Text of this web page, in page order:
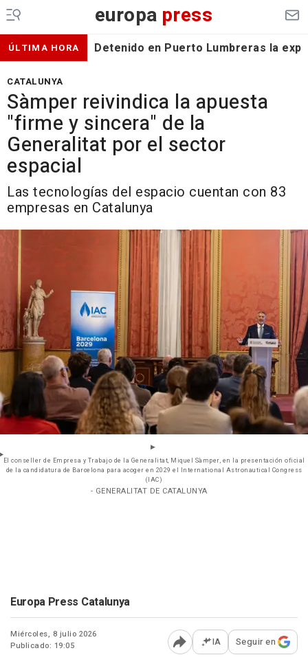
europa press
ÚLTIMA HORA Detenido en Puerto Lumbreras la
CATALUNYA
Sàmper reivindica la apuesta
"firme y sincera" de la
Generalitat por el sector
espacial
Las tecnologías del espacio cuentan con 83
empresas en Catalunya
El conseller de Empresa y Trabajo de la Generalitat, Miquel Sàmper, en la presentación oficial
de la candidatura de Barcelona para acoger en 2029 el International Astronautical Congress
(IAC)
- GENERALITAT DE CATALUNYA
Europa Press Catalunya
Miércoles, 8 julio 2026
Publicado: 19:05
Abrir opciones para
IA Seguir en